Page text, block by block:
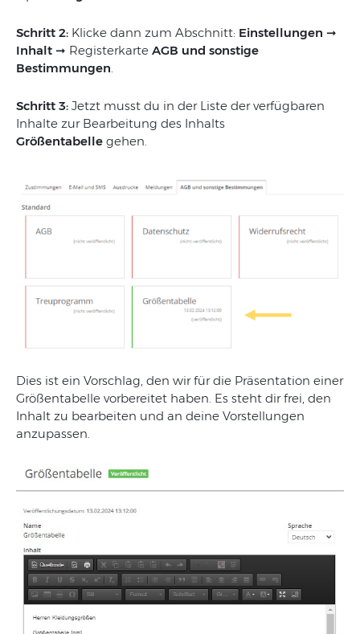
Schritt 2: Klicke dann zum Abschnitt: Einstellungen ➞
Inhalt ➞ Registerkarte AGB und sonstige
Bestimmungen.
Schritt 3: Jetzt musst du in der Liste der verfügbaren
Inhalte zur Bearbeitung des Inhalts
Größentabelle gehen.
Dies ist ein Vorschlag, den wir für die Präsentation einer
Größentabelle vorbereitet haben. Es steht dir frei, den
Inhalt zu bearbeiten und an deine Vorstellungen
anzupassen.